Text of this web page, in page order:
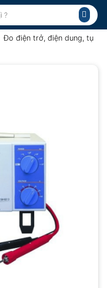
Đo điện trở, điện dung, tụ